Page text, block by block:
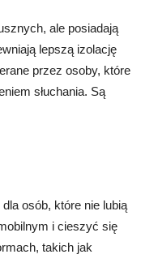
ale posiadają
lepszą izolację
przez osoby, które
słuchania. Są
osób, które nie lubią
i cieszyć się
takich jak